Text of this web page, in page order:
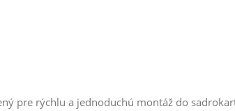
pre rýchlu a jednoduchú montáž do